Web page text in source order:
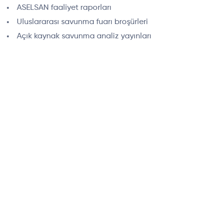
ASELSAN faaliyet raporları
Uluslararası savunma fuarı broşürleri
Açık kaynak savunma analiz yayınları